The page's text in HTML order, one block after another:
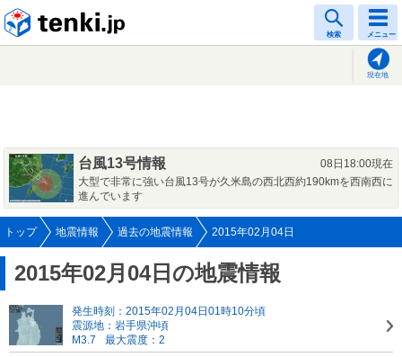
検索 メニュー
現在地
台風13号情報
08日18:00現在
大型で非常に強い台風13号が久米島の西北西約190kmを西南西に
進んでいます
トップ 地震情報 過去の地震情報 2015年02月04日
2015年02月04日の地震情報
発生時刻：2015年02月04日01時10分頃
震源地：岩手県沖頃
M3.7
最大震度：2